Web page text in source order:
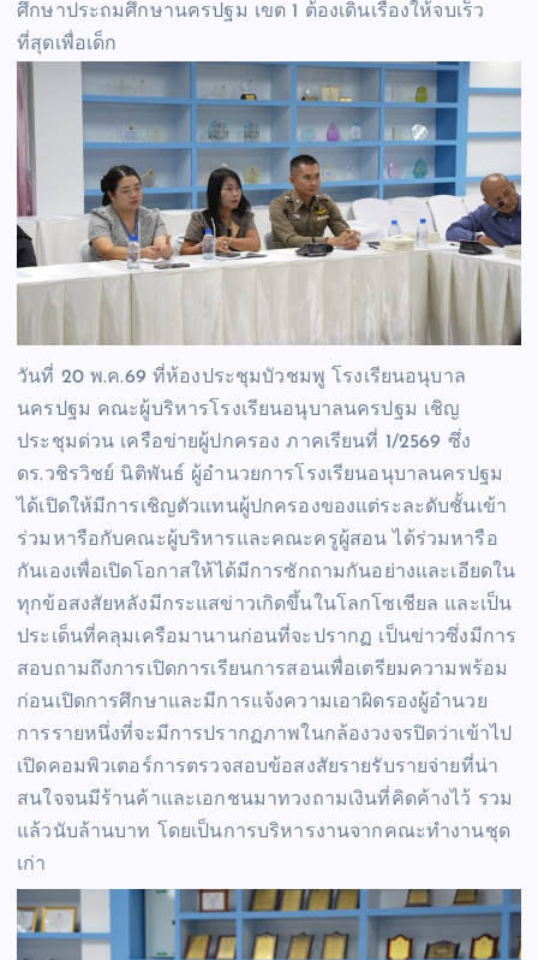
ศึกษาประถมศึกษานครปฐม เขต 1 ต้องเดินเรื่องให้จบเร็ว
ที่สุดเพื่อเด็ก
วันที่ 20 พ.ค.69 ที่ห้องประชุมบัวชมพู โรงเรียนอนุบาล
นครปฐม คณะผู้บริหารโรงเรียนอนุบาลนครปฐม เชิญ
ประชุมด่วน เครือข่ายผู้ปกครอง ภาคเรียนที่ 1/2569 ซึ่ง
ดร.วชิรวิชย์ นิติพันธ์ ผู้อำนวยการโรงเรียนอนุบาลนครปฐม
ได้เปิดให้มีการเชิญตัวแทนผู้ปกครองของแต่ระละดับชั้นเข้า
ร่วมหารือกับคณะผู้บริหารและคณะครูผู้สอน ได้ร่วมหารือ
กันเองเพื่อเปิดโอกาสให้ได้มีการซักถามกันอย่างและเอียดใน
ทุกข้อสงสัยหลังมีกระแสข่าวเกิดขึ้นในโลกโซเชียล และเป็น
ประเด็นที่คลุมเครือมานานก่อนที่จะปรากฏ เป็นข่าวซึ่งมีการ
สอบถามถึงการเปิดการเรียนการสอนเพื่อเตรียมความพร้อม
ก่อนเปิดการศึกษาและมีการแจ้งความเอาผิดรองผู้อำนวย
การรายหนึ่งที่จะมีการปรากฏภาพในกล้องวงจรปิดว่าเข้าไป
เปิดคอมพิวเตอร์การตรวจสอบข้อสงสัยรายรับรายจ่ายที่น่า
สนใจจนมีร้านค้าและเอกชนมาทวงถามเงินที่คิดค้างไว้ รวม
แล้วนับล้านบาท โดยเป็นการบริหารงานจากคณะทำงานชุด
เก่า